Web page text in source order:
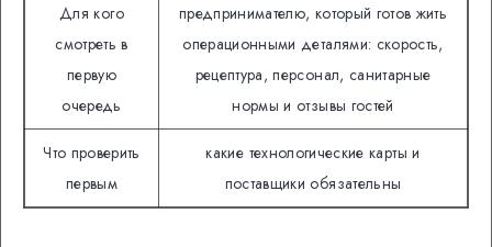
Для кого
смотреть в
первую
очередь
предпринимателю, который готов жить
операционными деталями: скорость,
рецептура, персонал, санитарные
нормы и отзывы гостей
Что проверить
первым
какие технологические карты и
поставщики обязательны